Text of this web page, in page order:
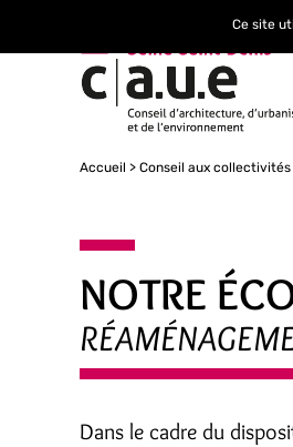
Accueil Conseil aux
NOTRE
Dans le cadre du
Ce site